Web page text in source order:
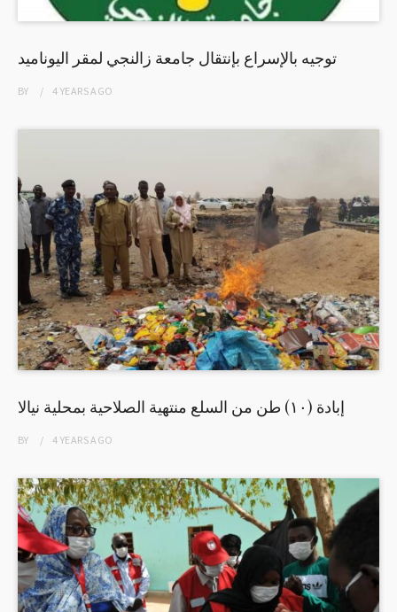
توجيه بالإسراع بإنتقال جامعة زالنجي لمقر اليوناميد
BY 4 YEARSAGO
إبادة (١٠) طن من السلع منتهية الصلاحية بمحلية نيالا
BY 4 YEARSAGO